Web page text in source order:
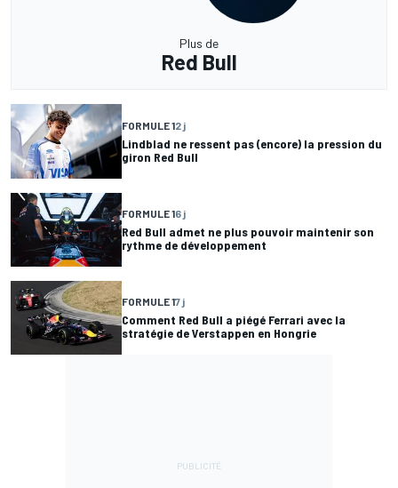
Plus de
Red Bull
FORMULE 12 j
Lindblad ne ressent pas (encore) la pression du
giron Red Bull
FORMULE 16 j
Red Bull admet ne plus pouvoir maintenir son
rythme de développement
FORMULE 17 j
Comment Red Bull a piégé Ferrari avec la
stratégie de Verstappen en Hongrie